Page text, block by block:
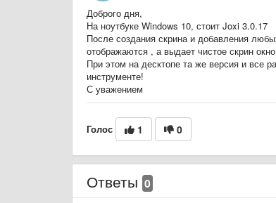
Доброго дня,
На ноутбуке Windows 10, стоит Joxi 3.0.17
После создания скрина и добавления
отображаются , а выдает чистое скрин
При этом на десктопе та же версия и все
инструменте!
С уважением
Голос 1 0
Ответы 0